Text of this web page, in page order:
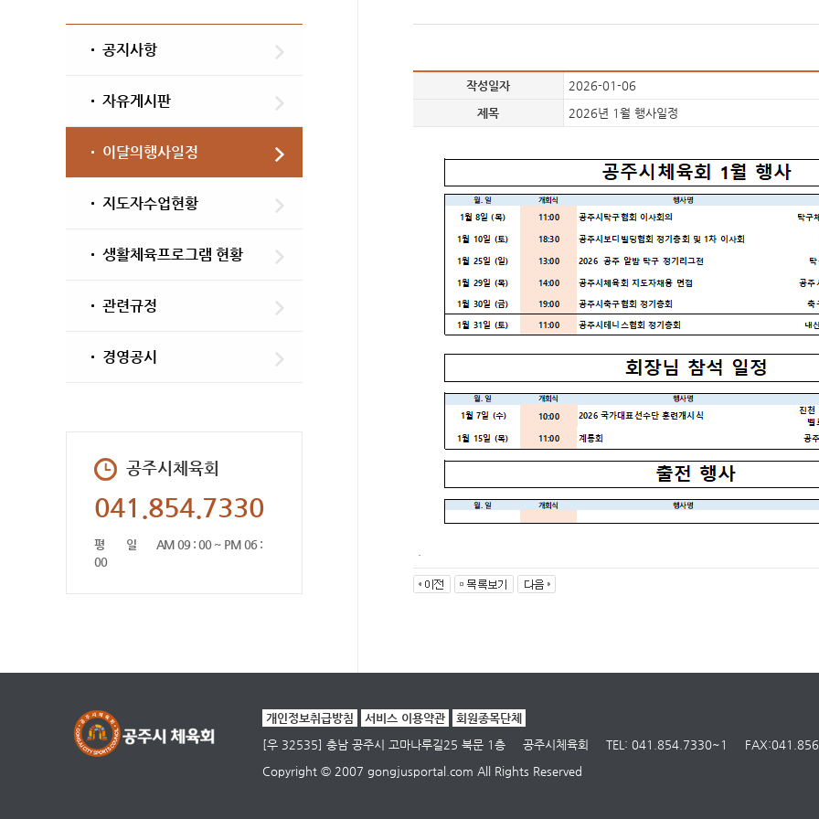
공지사항
자유게시판
이달의행사일정
지도자수업현황
생활체육프로그램 현황
관련규정
경영공시
공주시체육회
041.854.7330
평 일
AM 09 : 00 ~ PM 06 :
00
작성일자
2026-01-06
제목
2026년 1월 행사일정
개인정보취급방침 서비스 이용약관
회원종목단체
[우 32535] 충남 공주시 고마나루길25 북문 1층
공주시체육회 TEL: 041.854.7330~1
Copyright © 2007 gongjusportal.com All Rights Reserved